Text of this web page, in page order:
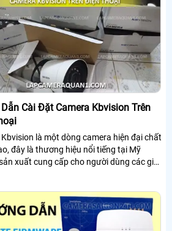
Cài Đặt Camera Kbvision Trên
là một dòng camera hiện đại chất
đây là thương hiệu nổi tiếng tại Mỹ
xuất cung cấp cho người dùng các giải